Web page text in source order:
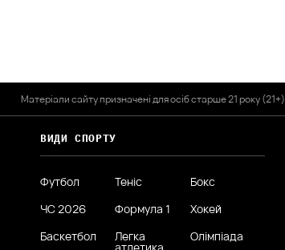
Матеріали сайту призначені для осіб старше 21 року (21+)
ВИДИ СПОРТУ
Футбол Теніс
Бокс
ЧС 2026
Формула 1
Хокей
Баскетбол
Легка Олімпіада